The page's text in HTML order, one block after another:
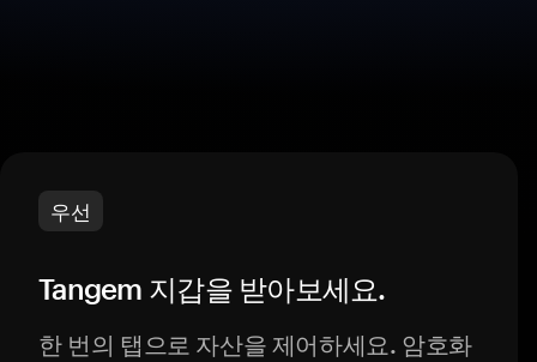
우선
Tangem 지갑을 받아보세요.
한 번의 탭으로 자산을 제어하세요. 암호화